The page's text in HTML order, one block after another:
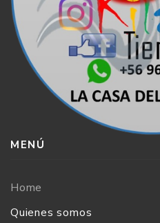
MENÚ
Home
Quienes somos